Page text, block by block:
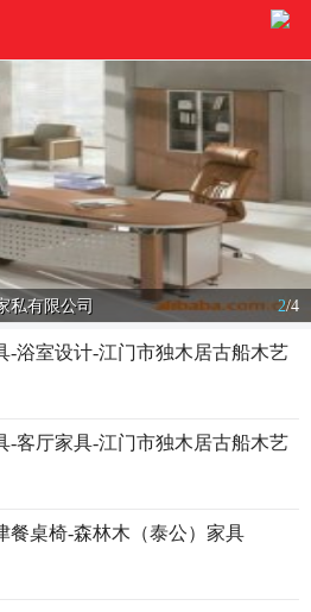
私有限公司 2/4
-浴室设计-江门市独木居古船木艺
-客厅家具-江门市独木居古船木艺
餐桌椅-森林木（泰公）家具